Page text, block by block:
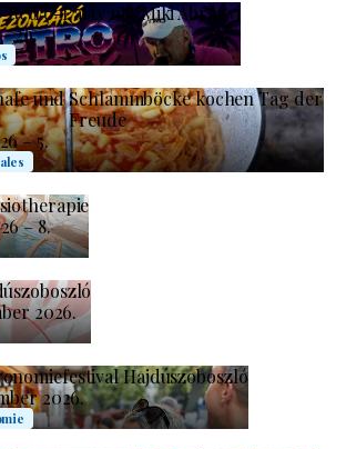
Retro-Party mit Miki Ábrányi
29.
und Schlammböcke kochen Tag der
Freude
– 5.
– 8.
2026.
Hajdúszoboszló
2026.